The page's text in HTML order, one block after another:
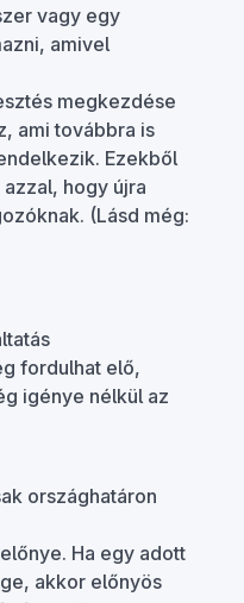
vagy egy
amivel
megkezdése
ami továbbra is
Ezekből
hogy újra
(Lásd még:
fordulhat elő,
igénye nélkül az
országhatáron
Ha egy adott
akkor előnyös